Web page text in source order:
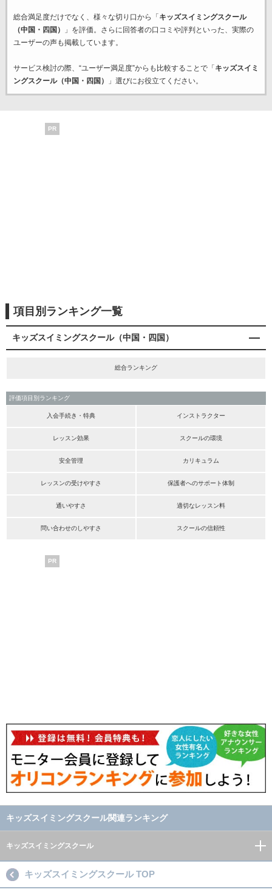
総合満足度だけでなく、様々な切り口から「 キッズスイミングスクール
（中国・四国）
」を評価。さらに回答者の口コミや評判といった、実際の
ユーザーの声も掲載しています。
サービス検討の際、“ユーザー満足度”からも比較することで「 キッズスイミ
ングスクール（中国・四国）
」選びにお役立てください。
PR
項目別ランキング一覧
キッズスイミングスクール（中国・四国）
総合ランキング
評価項目別ランキング
入会手続き・特典 インストラクター
レッスン効果 スクールの環境
安全管理 カリキュラム
レッスンの受けやすさ 保護者へのサポート体制
通いやすさ 適切なレッスン料
問い合わせのしやすさ スクールの信頼性
PR
キッズスイミングスクール関連ランキング
キッズスイミングスクール
キッズスイミングスクール TOP